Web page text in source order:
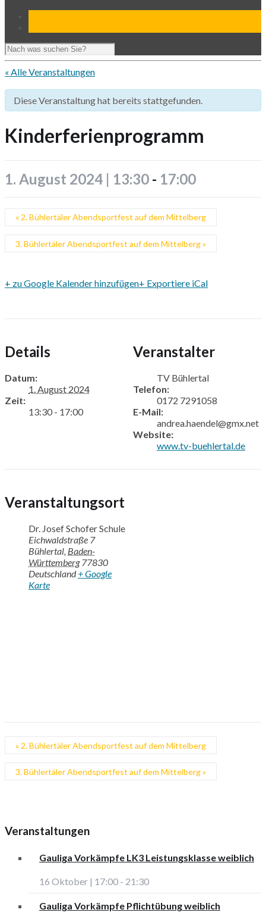
« Alle Veranstaltungen
Diese Veranstaltung hat bereits stattgefunden.
Kinderferienprogramm
1. August 2024 | 13:30 - 17:00
«2. Bühlertäler Abendsportfest auf dem Mittelberg
3. Bühlertäler Abendsportfest auf dem Mittelberg»
+ zu Google Kalender hinzufügen+ Exportiere iCal
Details
Datum:
1. August 2024
Zeit:
13:30 - 17:00
Veranstalter
TV Bühlertal
Telefon:
0172 7291058
E-Mail:
andrea.haendel@gmx.net
Website:
www.tv-buehlertal.de
Veranstaltungsort
Dr. Josef Schofer Schule
Eichwaldstraße 7
Bühlertal, Baden-
Württemberg 77830
Deutschland + Google
Karte
«2. Bühlertäler Abendsportfest auf dem Mittelberg
3. Bühlertäler Abendsportfest auf dem Mittelberg»
Veranstaltungen
Gauliga Vorkämpfe LK3 Leistungsklasse weiblich
16 Oktober | 17:00 - 21:30
Gauliga Vorkämpfe Pflichtübung weiblich